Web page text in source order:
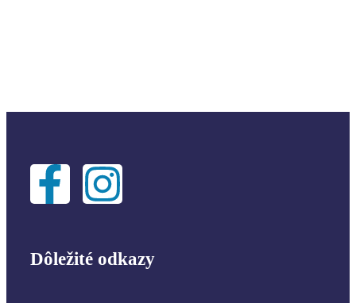
Dôležité odkazy